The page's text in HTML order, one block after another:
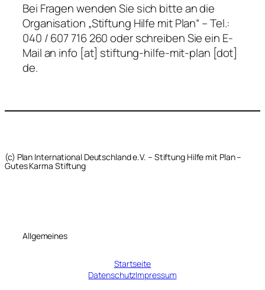
Bei Fragen wenden Sie sich bitte an die
Organisation „Stiftung Hilfe mit Plan“ – Tel.:
040 / 607 716 260 oder schreiben Sie ein E-
Mail an info [at] stiftung-hilfe-mit-plan [dot]
de.
(c) Plan International Deutschland e.V. – Stiftung Hilfe mit Plan –
Gutes Karma Stiftung
Allgemeines
Startseite
DatenschutzImpressum